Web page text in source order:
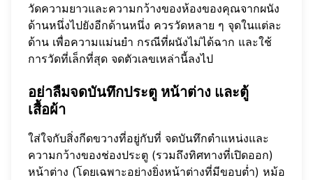
วัดความยาวและความกว้างของห้องของคุณจากผนัง
ด้านหนึ่งไปยังอีกด้านหนึ่ง ควรวัดหลาย ๆ จุดในแต่ละ
ด้าน เพื่อความแม่นยำ กรณีที่ผนังไม่ได้ฉาก และใช้
การวัดที่เล็กที่สุด จดตัวเลขเหล่านี้ลงไป
อย่าลืมจดบันทึกประตู หน้าต่าง และตู้
เสื้อผ้า
ใส่ใจกับสิ่งกีดขวางที่อยู่กับที่ จดบันทึกตำแหน่งและ
ความกว้างของช่องประตู (รวมถึงทิศทางที่เปิดออก)
หน้าต่าง (โดยเฉพาะอย่างยิ่งหน้าต่างที่มีขอบต่ำ) หม้อ